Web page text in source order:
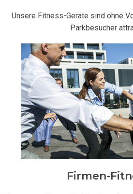
Unsere Fitness-Geräte sind ohne
Parkbesucher
Firmen-